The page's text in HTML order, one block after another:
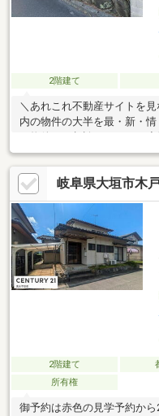
2階建て
＼あれこれ不動産サイトを
内の物件の大半を最・新・
「吉野町」停徒歩4分◆養老
着く縁側あり◆収納スペー
詳細をご覧いただけます。
＝＝＝＝＝＝＝＝《平日も
は、周辺環境、相場、お得
内できます。＝＝＝＝＝＝
＝＝
岐阜県大垣市木
2階建て
所有権
御予約は赤色の見学予約か